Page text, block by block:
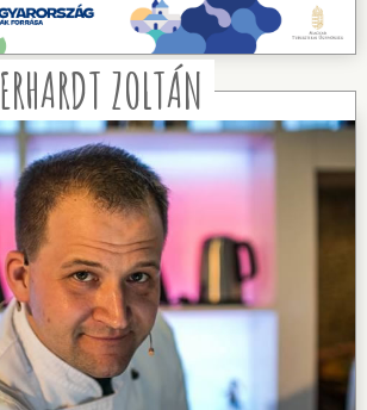
ERHARDT ZOLTÁN